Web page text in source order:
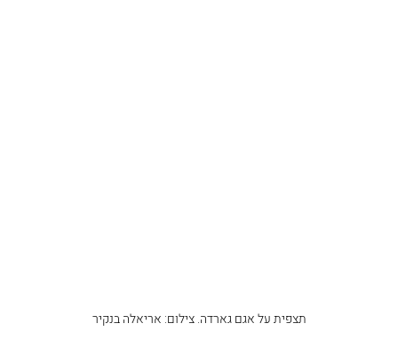
תצפית על אגם גארדה. צילום: אריאלה בנקיר